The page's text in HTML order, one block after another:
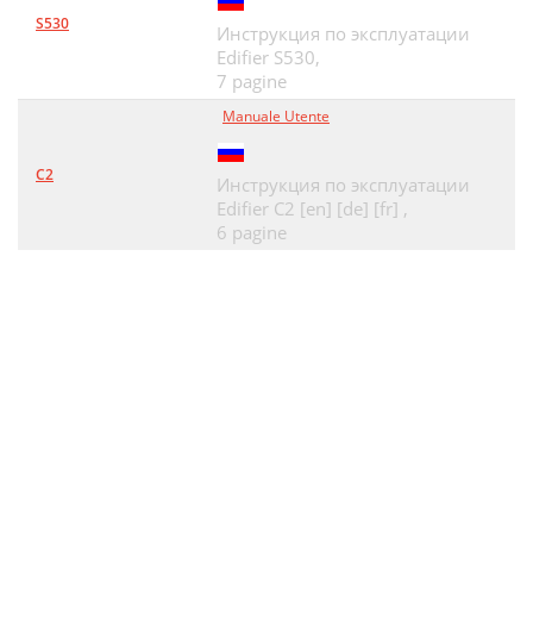
S530
Инструкция по эксплуатации
Edifier S530,
7 pagine
C2
Manuale Utente
Инструкция по эксплуатации
Edifier C2 [en] [de] [fr] ,
6 pagine